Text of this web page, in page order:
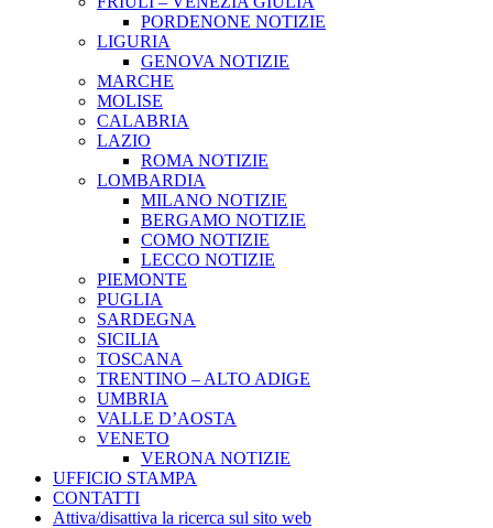
PORDENONE NOTIZIE
LIGURIA
GENOVA NOTIZIE
MARCHE
MOLISE
CALABRIA
LAZIO
ROMA NOTIZIE
LOMBARDIA
MILANO NOTIZIE
BERGAMO NOTIZIE
COMO NOTIZIE
LECCO NOTIZIE
PIEMONTE
PUGLIA
SARDEGNA
SICILIA
TOSCANA
TRENTINO – ALTO ADIGE
UMBRIA
VALLE D’AOSTA
VENETO
VERONA NOTIZIE
UFFICIO STAMPA
CONTATTI
Attiva/disattiva la ricerca sul sito web